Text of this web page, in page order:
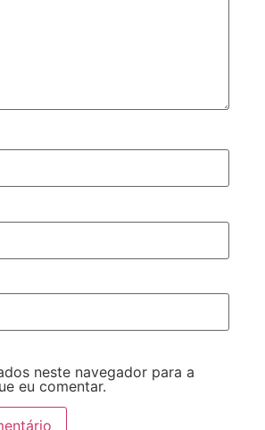
neste navegador para a
eu comentar.